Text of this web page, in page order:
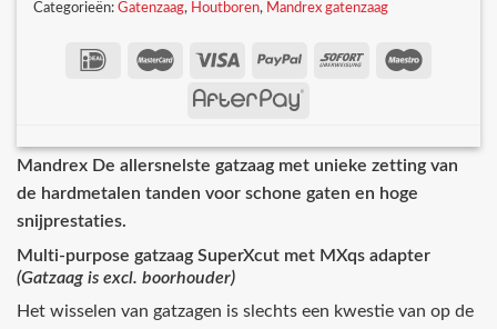
Categorieën: Gatenzaag, Houtboren, Mandrex gatenzaag
Mandrex De allersnelste gatzaag met unieke zetting van
de hardmetalen tanden voor schone gaten en hoge
snijprestaties.
Multi-purpose gatzaag SuperXcut met MXqs adapter
(Gatzaag is excl. boorhouder)
Het wisselen van gatzagen is slechts een kwestie van op de